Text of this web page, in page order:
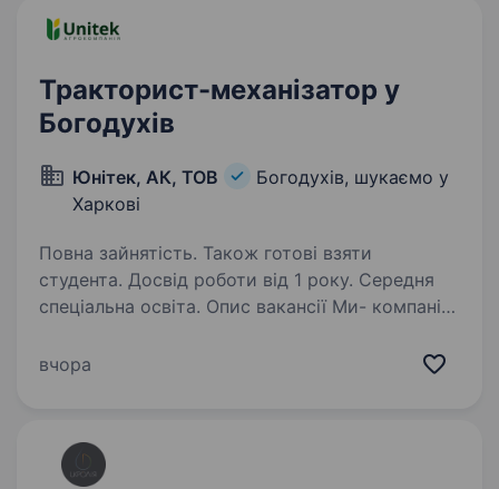
Тракторист-механізатор у
Богодухів
Юнітек, АК, ТОВ
Богодухів, шукаємо у
Харкові
Повна зайнятість. Також готові взяти
студента. Досвід роботи від 1 року. Середня
спеціальна освіта. Опис вакансії Ми- компанія
зернових та олійних культур. Наша команда
тракториста -механізатора,…
вчора